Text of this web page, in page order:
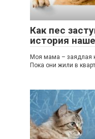
Как пес
история
Моя мама – заядлая
Пока они жили в